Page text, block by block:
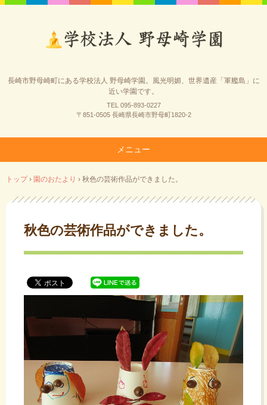
長崎市野母崎町にある学校法人 野母崎学園。風光明媚、世界遺産「軍艦島」に
近い学園です。
TEL 095-893-0227
〒851-0505 長崎県長崎市野母町1820-2
メニュー
ン
テ
トップ › 園のおたより › 秋色の芸術作品ができました。
秋色の芸術作品ができました。